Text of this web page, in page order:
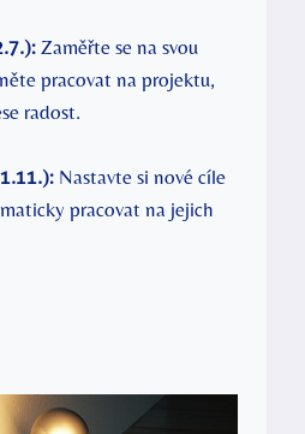
Zaměřte se na svou
pracovat na projektu,
radost.
Nastavte si nové cíle
pracovat na jejich